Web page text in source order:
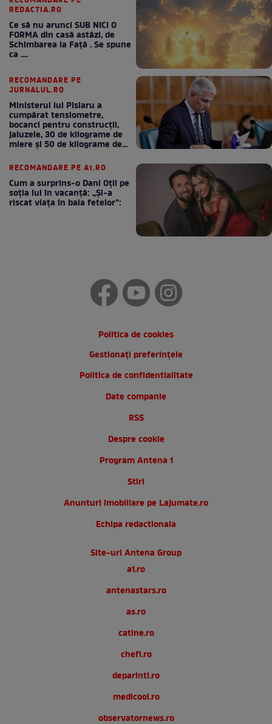
REDACTIA.RO
Ce să nu arunci SUB NICI O
FORMA din casă astăzi, de
Schimbarea la Față . Se spune
ca ....
RECOMANDARE PE
JURNALUL.RO
Ministerul lui Pîslaru a
cumpărat tensiometre,
bocanci pentru construcții,
jaluzele, 30 de kilograme de
miere și 50 de kilograme de
RECOMANDARE PE A1.RO
Cum a surprins-o Dani Oțil pe
soția lui în vacanță: „Și-a
riscat viața în baia fetelor”:
Politica de cookies
Gestionați preferințele
Politica de confidentialitate
Date companie
RSS
Despre cookie
Program Antena 1
Stiri
Anunturi imobiliare pe Lajumate.ro
Echipa redactionala
Site-uri Antena Group
a1.ro
antenastars.ro
as.ro
catine.ro
chefi.ro
deparinti.ro
medicool.ro
observatornews.ro